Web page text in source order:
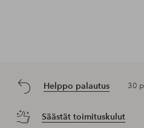
Helppo palautus 30
Säästät toimituskulut